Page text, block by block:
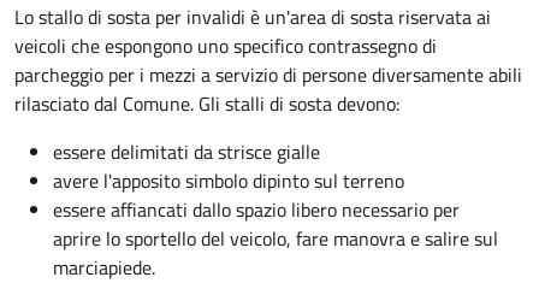
Lo stallo di sosta per invalidi è un'area di sosta riservata ai
veicoli che espongono uno specifico contrassegno di
parcheggio per i mezzi a servizio di persone diversamente abili
rilasciato dal Comune. Gli stalli di sosta devono:
essere delimitati da strisce gialle
avere l'apposito simbolo dipinto sul terreno
essere affiancati dallo spazio libero necessario per
aprire lo sportello del veicolo, fare manovra e salire sul
marciapiede.